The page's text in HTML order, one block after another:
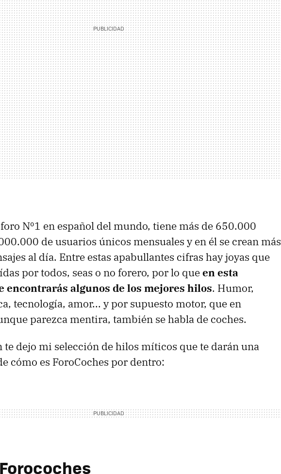
Nº1 en español del mundo, tiene más de 650.000
de usuarios únicos mensuales y en él se crean más
al día. Entre estas apabullantes cifras hay joyas que
por todos, seas o no forero, por lo queen esta
encontrarás algunos de los mejores hilos. Humor,
tecnología, amor... y por supuesto motor, que en
parezca mentira, también se habla de coches.
dejo mi selección de hilos míticos que te darán una
cómo es ForoCoches por dentro: